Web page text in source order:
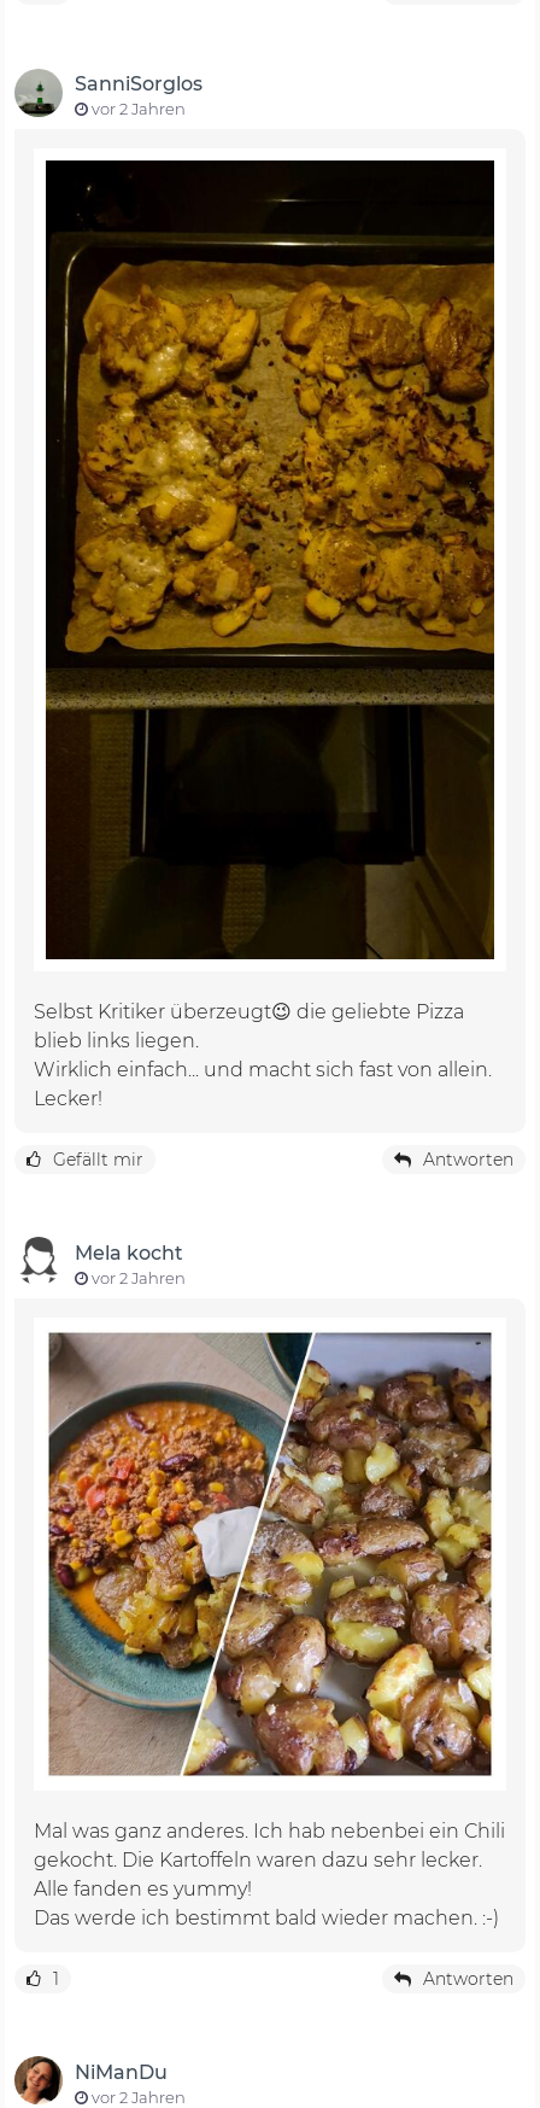
SanniSorglos
vor 2 Jahren
Selbst Kritiker überzeugt😉 die geliebte Pizza
blieb links liegen.
Wirklich einfach... und macht sich fast von allein.
Lecker!
Gefällt mir Antworten
Mela kocht
vor 2 Jahren
Mal was ganz anderes. Ich hab nebenbei ein Chili
gekocht. Die Kartoffeln waren dazu sehr lecker.
Alle fanden es yummy!
Das werde ich bestimmt bald wieder machen. :-)
1 Antworten
NiManDu
vor 2 Jahren